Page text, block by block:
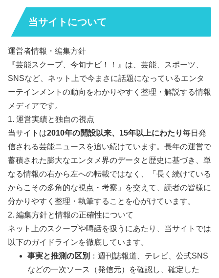
当サイトについて
運営者情報・編集方針
『芸能スクープ、今旬ナビ！！』は、芸能、スポーツ、
SNSなど、ネット上で今まさに話題になっているエンタ
ーテインメントの動向をわかりやすく整理・解説する情報
メディアです。
1. 運営実績と独自の視点
当サイトは2010年の開設以来、15年以上にわたり毎日発
信される芸能ニュースを追い続けています。長年の運営で
蓄積された膨大なエンタメ界のデータと歴史に基づき、単
なる情報の右から左への転載ではなく、「長く続けている
からこその多角的な視点・考察」を交えて、読者の皆様に
分かりやすく整理・執筆することを心がけています。
2. 編集方針と情報の正確性について
ネット上のスクープや噂話を扱うにあたり、当サイトでは
以下のガイドラインを徹底しています。
事実と推測の区別 ：週刊誌報道、テレビ、公式SNS
などの一次ソース（発信元）を確認し、確定した